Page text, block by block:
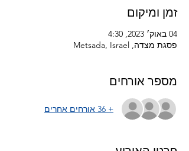
זמן ומיקום
04 באוק׳ 2023, 4:30
פסגת מצדה, Metsada, Israel
מספר אורחים
+ 36 אורחים אחרים